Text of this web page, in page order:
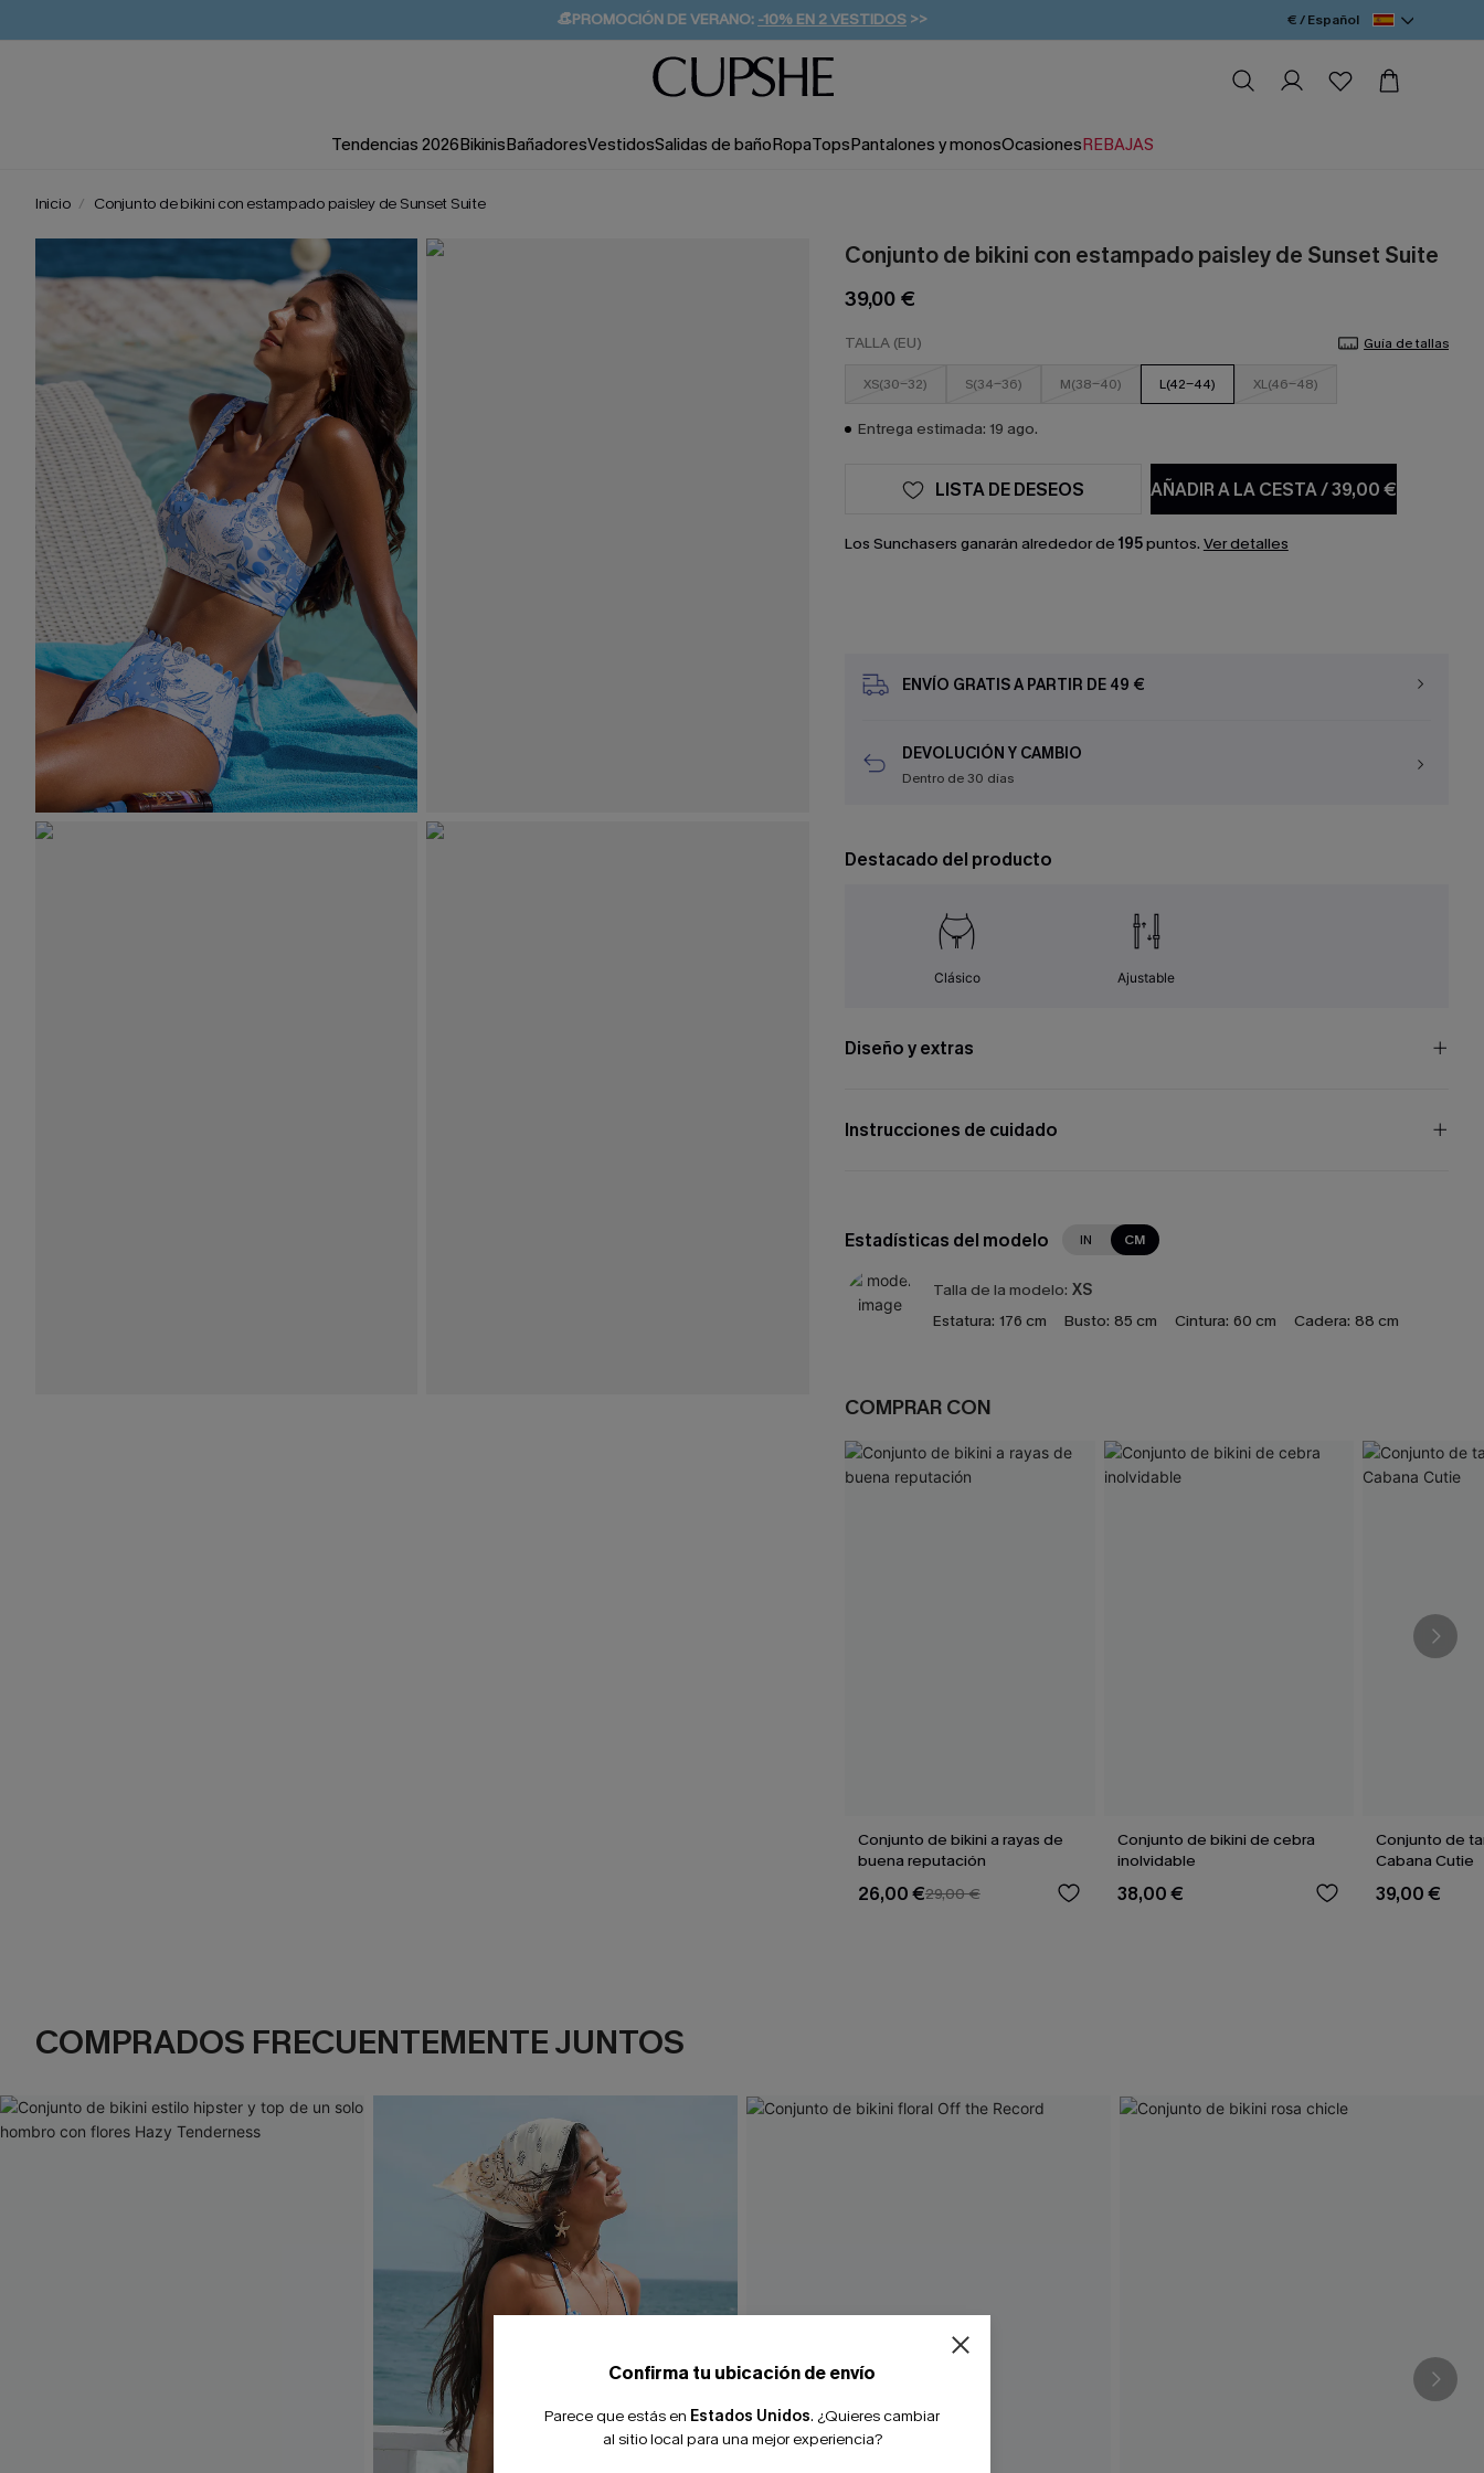
👒PROMOCIÓN DE VERANO: -10% EN 2 VESTIDOS >>
💌¡SUSCRIBIRSE & GANAR -10% EXTRA!
🚚ENVÍO GRATUITO A PARTIR DE 49 € >>
€ / Español
Tendencias 2026BikinisBañadoresVestidosSalidas de bañoRopaTopsPantalones y monosOcasionesREBAJAS
Inicio Conjunto de bikini con estampado paisley de Sunset Suite
Conjunto de bikini con estampado paisley de Sunset Suite
39,00 €
TALLA (EU) Guía de tallas
XS(30-32) S(34-36) M(38-40) L(42-44) XL(46-48)
Entrega estimada: 19 ago.
AÑADIR A LA CESTA/39,00 €
LISTA DE DESEOS
Los Sunchasers ganarán alrededor de 195puntos. Ver detalles
ENVÍO GRATIS A PARTIR DE 49 €
DEVOLUCIÓN Y CAMBIO
Dentro de 30 días
Destacado del producto
Clásico Ajustable
Diseño y extras
Instrucciones de cuidado
Estadísticas del modelo IN CM
Talla de la modelo: XS
Estatura: 176 cm Busto: 85 cm Cintura: 60 cm Cadera: 88 cm
COMPRAR CON
Conjunto de bikini a rayas de
buena reputación
26,00 €29,00 €
Conjunto de bikini de cebra
inolvidable
38,00 €
Conjunto de
Cabana Cutie
39,00 €
COMPRADOS FRECUENTEMENTE JUNTOS
Confirma tu ubicación de envío
Parece que estás en Estados Unidos. ¿Quieres cambiar
al sitio local para una mejor experiencia?
-10% extra sin compra mínima